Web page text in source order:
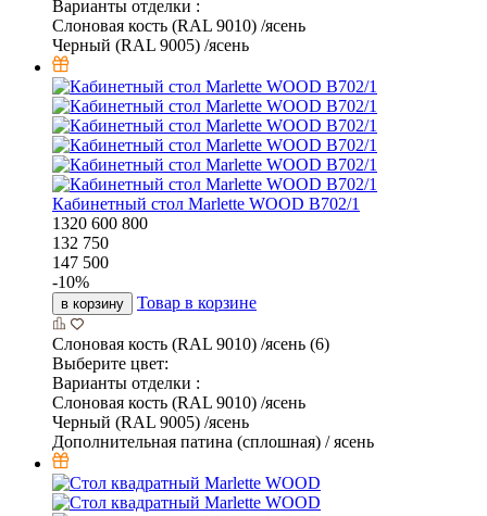
Варианты отделки :
Слоновая кость (RAL 9010) /ясень
Черный (RAL 9005) /ясень
Кабинетный стол Marlette WOOD В702/1
1320 600 800
132 750
147 500
-10%
в корзину Товар в корзине
Слоновая кость (RAL 9010) /ясень (6)
Выберите цвет:
Варианты отделки :
Слоновая кость (RAL 9010) /ясень
Черный (RAL 9005) /ясень
Дополнительная патина (сплошная) / ясень